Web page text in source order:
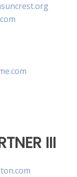
III